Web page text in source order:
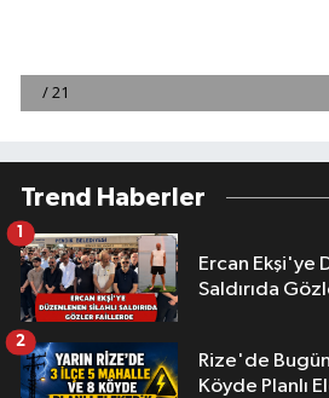
Trend Haberler
Ercan Ekşi'ye Düzenlenen Silahlı
Saldırıda
1
Rize'de
Köyde Planlı
2